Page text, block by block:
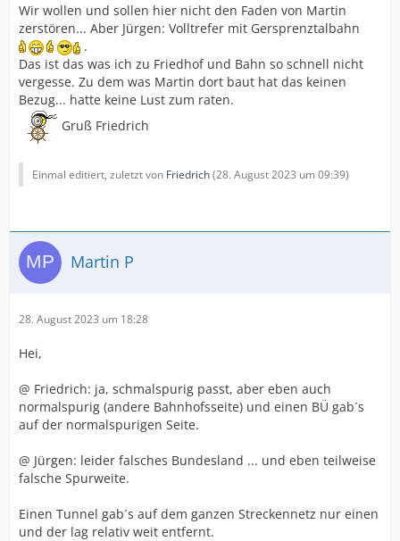
Wir wollen und sollen hier nicht den Faden von Martin
zerstören... Aber Jürgen: Volltrefer mit Gersprenztalbahn
.
Das ist das was ich zu Friedhof und Bahn so schnell nicht
vergesse. Zu dem was Martin dort baut hat das keinen
Bezug... hatte keine Lust zum raten.
Gruß Friedrich
Einmal editiert, zuletzt von Friedrich(28. August 2023 um 09:39)
Martin P
28. August 2023 um 18:28
Hei,
@ Friedrich: ja, schmalspurig passt, aber eben auch
normalspurig (andere Bahnhofsseite) und einen BÜ gab´s
auf der normalspurigen Seite.
@ Jürgen: leider falsches Bundesland ... und eben teilweise
falsche Spurweite.
Einen Tunnel gab´s auf dem ganzen Streckennetz nur einen
und der lag relativ weit entfernt.